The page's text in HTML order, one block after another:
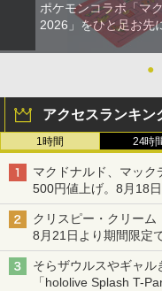
ポケモンコラボ「マ
2026」をひと足お先
●
アクセスランキン
1時間 24時
マクドナルド、マッ
500円値上げ。8月18
クリスピー・クリー
8月21日より期間限定
組分け帽子ドーナツな
そらザウルスやギャル
「hololive Splash T-